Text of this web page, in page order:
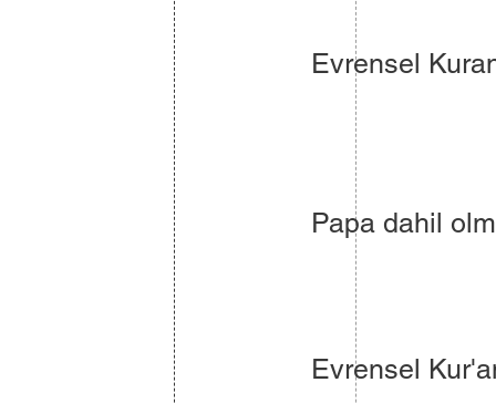
Evrensel
Papa dahil
Evrensel